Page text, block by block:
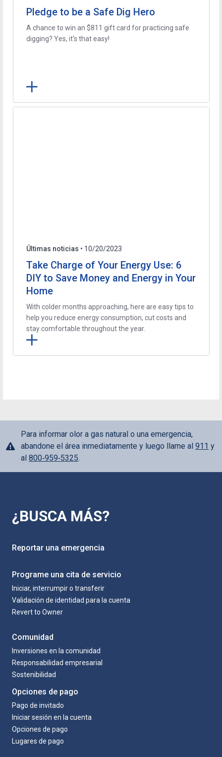
Pledge to be a Safe Dig Hero
A chance to win an $811 gift card for practicing safe
digging? Yes, it's that easy!
Últimas noticias • 10/20/2023
Take Charge of Your Energy Use: 6
DIY to Save Money and Energy in Your
Home
With colder months approaching, here are easy tips to
help you reduce energy consumption, cut costs and
stay comfortable throughout the year.
Para informar olor a gas natural o una emergencia,
abandone el área inmediatamente y luego llame al 911 y
al 800‑959‑5325.
¿BUSCA MÁS?
Reportar una emergencia
Programe una cita de servicio
Iniciar, interrumpir o transferir
Validación de identidad para la cuenta
Revert to Owner
Comunidad
Inversiones en la comunidad
Responsabilidad empresarial
Sostenibilidad
Opciones de pago
Pago de invitado
Iniciar sesión en la cuenta
Opciones de pago
Lugares de pago